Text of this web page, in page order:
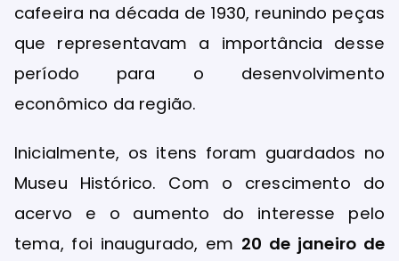
cafeeira na década de 1930, reunindo peças
que representavam a importância desse
período para o desenvolvimento
econômico da região.
Inicialmente, os itens foram guardados no
Museu Histórico. Com o crescimento do
acervo e o aumento do interesse pelo
tema, foi inaugurado, em 20 de janeiro de